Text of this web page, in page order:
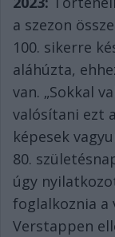
a szezon
100. sikerre
aláhúzta,
van. „Sokkal
valósítani ezt
képesek
80.
úgy
foglalkoznia a
Verstappen